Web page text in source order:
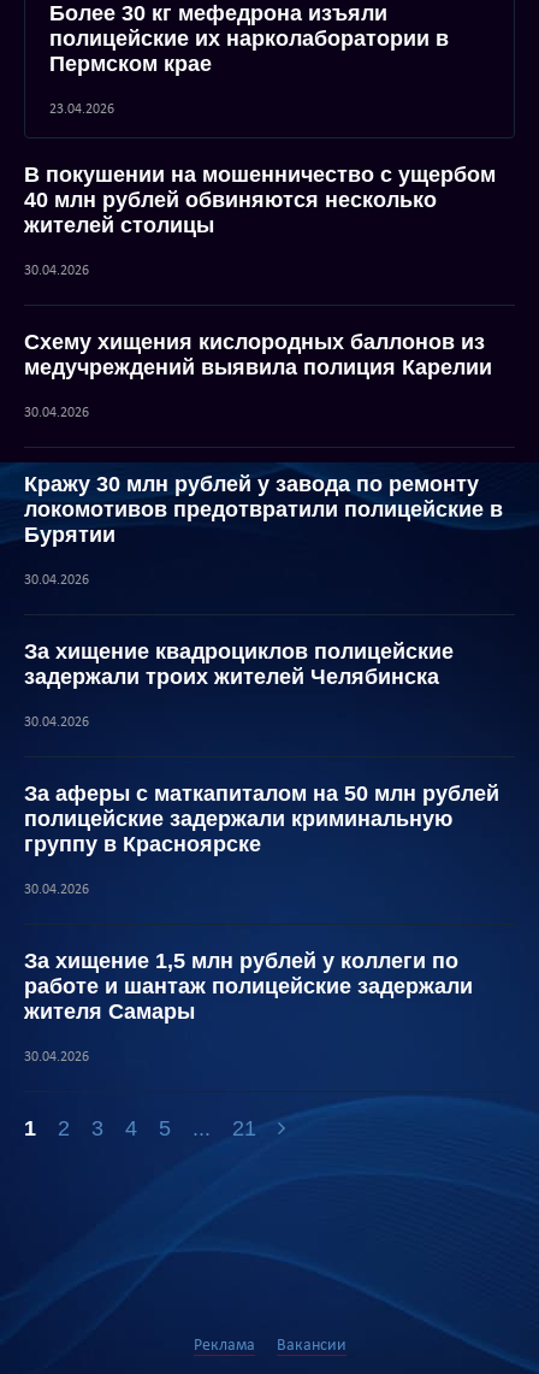
Более 30 кг мефедрона изъяли
полицейские их нарколаборатории в
Пермском крае
23.04.2026
В покушении на мошенничество с ущербом
40 млн рублей обвиняются несколько
жителей столицы
30.04.2026
Схему хищения кислородных баллонов из
медучреждений выявила полиция Карелии
30.04.2026
Кражу 30 млн рублей у завода по ремонту
локомотивов предотвратили полицейские в
Бурятии
30.04.2026
За хищение квадроциклов полицейские
задержали троих жителей Челябинска
30.04.2026
За аферы с маткапиталом на 50 млн рублей
полицейские задержали криминальную
группу в Красноярске
30.04.2026
За хищение 1,5 млн рублей у коллеги по
работе и шантаж полицейские задержали
жителя Самары
30.04.2026
1 2 3 4 5 ... 21
Реклама Вакансии